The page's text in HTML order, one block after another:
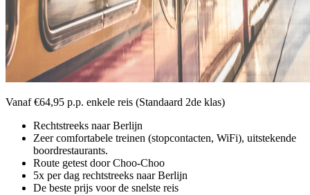
Vanaf €64,95 p.p. enkele reis (Standaard 2de klas)
Rechtstreeks naar Berlijn
Zeer comfortabele treinen (stopcontacten, WiFi), uitstekende
boordrestaurants.
Route getest door Choo-Choo
5x per dag rechtstreeks naar Berlijn
De beste prijs voor de snelste reis